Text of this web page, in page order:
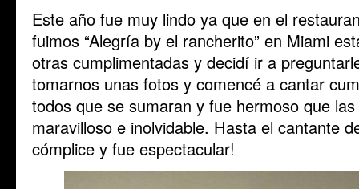
Este año fue muy lindo ya que en el
fuimos “Alegría by el rancherito” en Miami
otras cumplimentadas y decidí ir a
tomarnos unas fotos y comencé a cantar
todos que se sumaran y fue hermoso que
maravilloso e inolvidable. Hasta el cantante
cómplice y fue espectacular!